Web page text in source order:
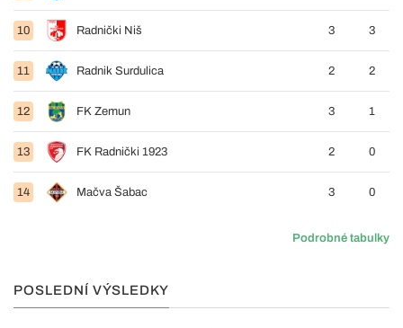
10 Radnički Niš 3 3
11 Radnik Surdulica 2 2
12 FK Zemun 3 1
13 FK Radnički 1923 2 0
14 Mačva Šabac 3 0
Podrobné tabulky
POSLEDNÍ VÝSLEDKY